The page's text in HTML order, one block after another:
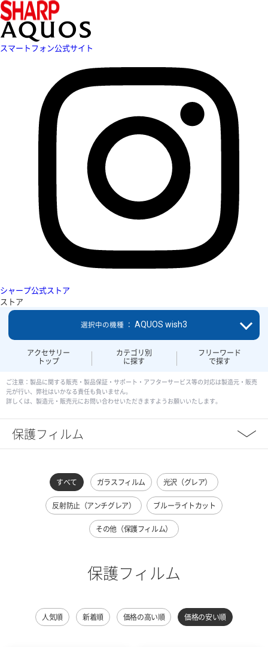
スマートフォン公式サイト
シャープ公式ストア
ストア
アクセサリー
トップ
カテゴリ別
に探す
フリーワード
で探す
選択中の機種 ： AQUOS wish3
ご注意：製品に関する販売・製品保証・サポート・アフターサービス等の対応は製造元・販売
元が行い、弊社はいかなる責任も負いません。
詳しくは、製造元・販売元にお問い合わせいただきますようお願いいたします。
保護フィルム
すべて ガラスフィルム 光沢（グレア）
反射防止（アンチグレア） ブルーライトカット
その他（保護フィルム）
保護フィルム
人気順 新着順 価格の高い順 価格の安い順